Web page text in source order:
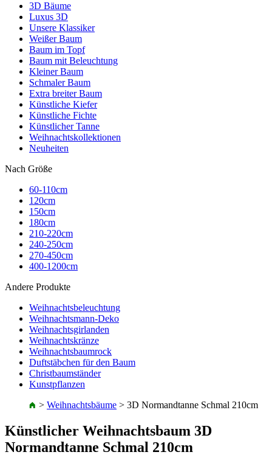
3D Bäume
Luxus 3D
Unsere Klassiker
Weißer Baum
Baum im Topf
Baum mit Beleuchtung
Kleiner Baum
Schmaler Baum
Extra breiter Baum
Künstliche Kiefer
Künstliche Fichte
Künstlicher Tanne
Weihnachtskollektionen
Neuheiten
Nach Größe
60-110cm
120cm
150cm
180cm
210-220cm
240-250cm
270-450cm
400-1200cm
Andere Produkte
Weihnachtsbeleuchtung
Weihnachtsmann-Deko
Weihnachtsgirlanden
Weihnachtskränze
Weihnachtsbaumrock
Duftstäbchen für den Baum
Christbaumständer
Kunstpflanzen
> Weihnachtsbäume > 3D Normandtanne Schmal 210cm
Künstlicher Weihnachtsbaum 3D
Normandtanne Schmal 210cm